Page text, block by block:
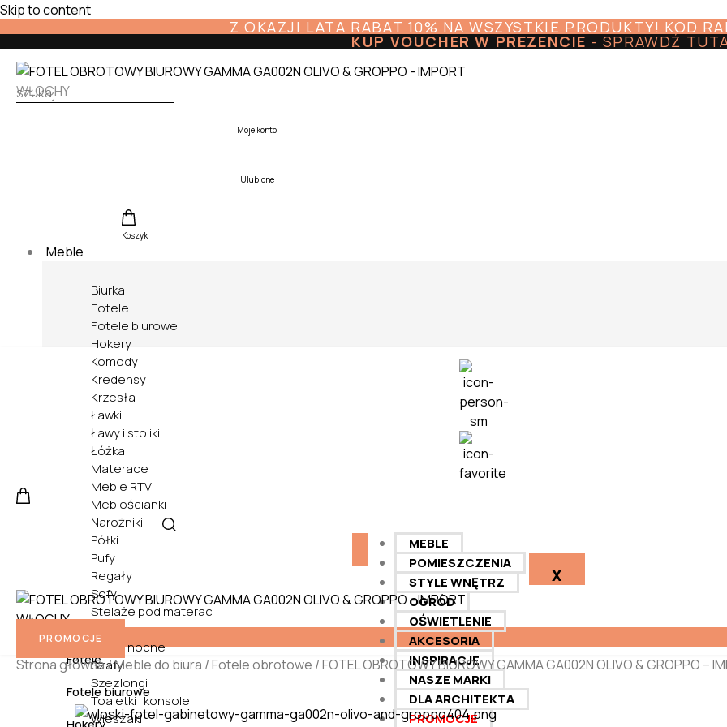
Skip to content
Z OKAZJI LATA RABAT 10% NA WSZYSTKIE PRODUKTY! KOD
KUP VOUCHER W PREZENCIE - SPRAWDŹ
Moje konto
Ulubione
Koszyk
Meble
Biurka
Fotele
Fotele biurowe
Hokery
Komody
Kredensy
Krzesła
Ławki
Ławy i stoliki
Łóżka
Materace
Meble RTV
Meblościanki
Narożniki
Półki
Pufy
Regały
Sofy
Stelaże pod materac
Szafki nocne
Szafy
Szezlongi
Toaletki i konsole
Wieszaki
Fotele
Fotele biurowe
MEBLE
POMIESZCZENIA
STYLE WNĘTRZ
OGRÓD
OŚWIETLENIE
AKCESORIA
INSPIRACJE
NASZE MARKI
DLA ARCHITEKTA
PROMOCJE
X
PROMOCJE
Strona główna/Meble do biura /Fotele obrotowe / FOTEL OBROTOWY BIUROWY GAMMA GA002N OLIVO & GROPPO –